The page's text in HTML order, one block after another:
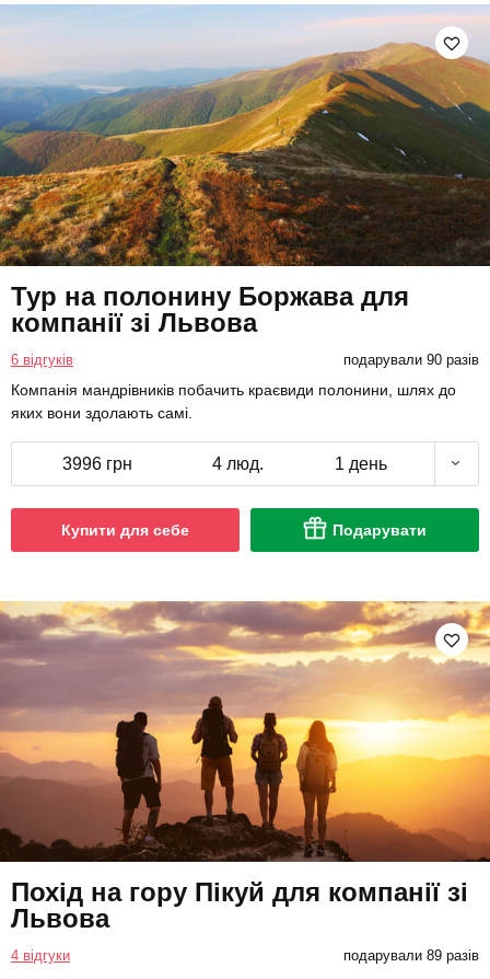
Тур на полонину Боржава для
компанії зі Львова
6 відгуків подарували 90 разів
Компанія мандрівників побачить краєвиди полонини, шлях до
яких вони здолають самі.
3996 грн 4 люд. 1 день
Купити для себе Подарувати
Похід на гору Пікуй для компанії зі
Львова
4 відгуки подарували 89 разів